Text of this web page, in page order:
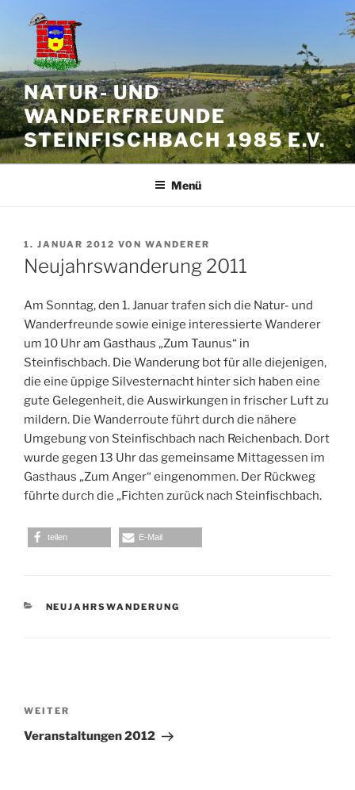
Inhalt
springen
NATUR- UND
WANDERFREUNDE
STEINFISCHBACH 1985 E.V.
Menü
VERÖFFENTLICHT
AM
1. JANUAR 2012 VON WANDERER
Neujahrswanderung 2011
Am Sonntag, den 1. Januar trafen sich die Natur- und
Wanderfreunde sowie einige interessierte Wanderer
um 10 Uhr am Gasthaus „Zum Taunus“ in
Steinfischbach. Die Wanderung bot für alle diejenigen,
die eine üppige Silvesternacht hinter sich haben eine
gute Gelegenheit, die Auswirkungen in frischer Luft zu
mildern. Die Wanderroute führt durch die nähere
Umgebung von Steinfischbach nach Reichenbach. Dort
wurde gegen 13 Uhr das gemeinsame Mittagessen im
Gasthaus „Zum Anger“ eingenommen. Der Rückweg
führte durch die „Fichten zurück nach Steinfischbach.
teilen E-Mail
KATEGORIEN
NEUJAHRSWANDERUNG
Nächster
Beitrag
WEITER
Veranstaltungen 2012